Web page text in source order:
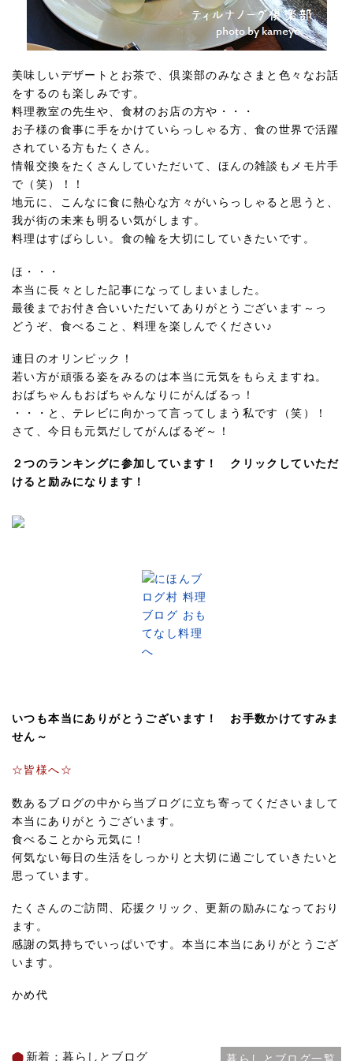
美味しいデザートとお茶で、倶楽部のみなさまと色々なお話
をするのも楽しみです。
料理教室の先生や、食材のお店の方や・・・
お子様の食事に手をかけていらっしゃる方、食の世界で活躍
されている方もたくさん。
情報交換をたくさんしていただいて、ほんの雑談もメモ片手
で（笑）！！
地元に、こんなに食に熱心な方々がいらっしゃると思うと、
我が街の未来も明るい気がします。
料理はすばらしい。食の輪を大切にしていきたいです。
ほ・・・
本当に長々とした記事になってしまいました。
最後までお付き合いいただいてありがとうございます～っ
どうぞ、食べること、料理を楽しんでください♪
連日のオリンピック！
若い方が頑張る姿をみるのは本当に元気をもらえますね。
おばちゃんもおばちゃんなりにがんばるっ！
・・・と、テレビに向かって言ってしまう私です（笑）！
さて、今日も元気だしてがんばるぞ～！
２つのランキングに参加しています！ クリックしていただ
けると励みになります！
いつも本当にありがとうございます！ お手数かけてすみま
せん～
☆皆様へ☆
数あるブログの中から当ブログに立ち寄ってくださいまして
本当にありがとうございます。
食べることから元気に！
何気ない毎日の生活をしっかりと大切に過ごしていきたいと
思っています。
たくさんのご訪問、応援クリック、更新の励みになっており
ます。
感謝の気持ちでいっぱいです。本当に本当にありがとうござ
います。
かめ代
新着：暮らしとブログ